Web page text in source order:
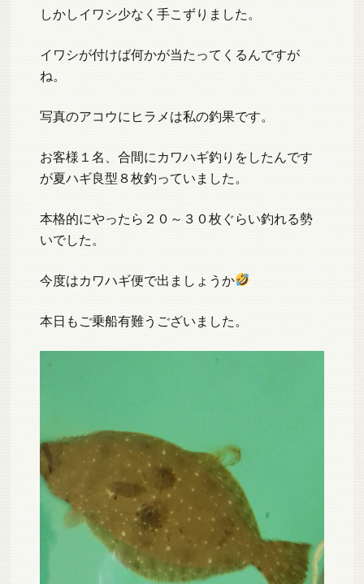
しかしイワシ少なく手こずりました。
イワシが付けば何かが当たってくるんですが
ね。
写真のアコウにヒラメは私の釣果です。
お客様１名、合間にカワハギ釣りをしたんです
が夏ハギ良型８枚釣っていました。
本格的にやったら２０～３０枚ぐらい釣れる勢
いでした。
今度はカワハギ便で出ましょうか
本日もご乗船有難うございました。